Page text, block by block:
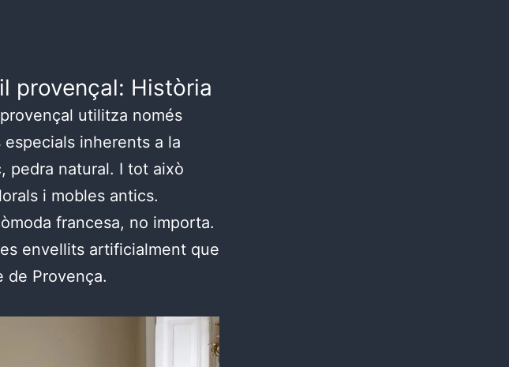
provençal: Història
utilitza només
inherents a la
pedra natural. I tot això
i mobles antics.
francesa, no importa.
envellits artificialment que
de Provença.